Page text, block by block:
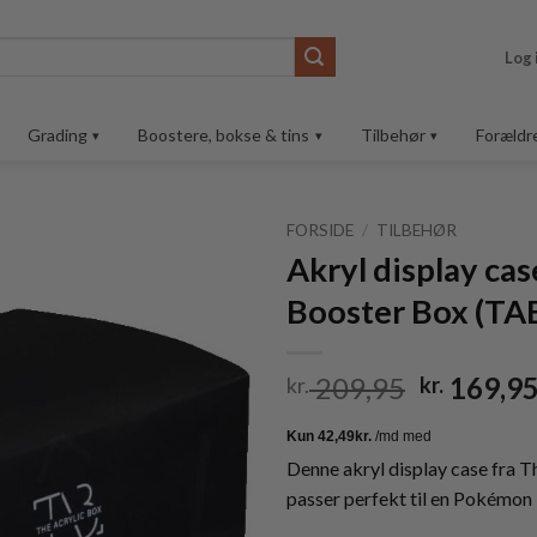
Log
Grading Boostere, bokse & tins Tilbehør
FORSIDE / TILBEHØR
Akryl display
Booster Box
kr.209,95 Den
pris
var:
kr.
kr.
Denne akryl display case fra
passer perfekt til en